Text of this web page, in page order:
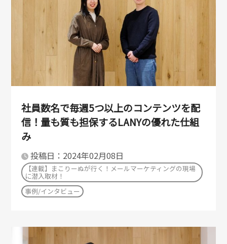
社員数名で毎週5つ以上のコンテンツを配
信！量も質も担保するLANYの優れた仕組
み
投稿日：2024年02月08日
【連載】まこりーぬが行く！メールマーケティングの現場
に潜入取材！
事例/インタビュー